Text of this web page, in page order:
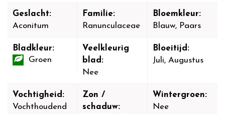
Geslacht:
Aconitum
Familie:
Ranunculaceae
Bloemkleur:
Blauw, Paars
Bladkleur:
Groen
Veelkleurig
blad:
Nee
Bloeitijd:
Juli, Augustus
Vochtigheid:
Vochthoudend
Zon /
schaduw:
Wintergroen:
Nee